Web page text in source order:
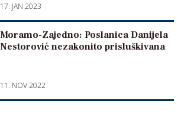
17. JAN 2023
Moramo-Zajedno: Poslanica Danijela
Nestorović nezakonito prisluškivana
11. NOV 2022